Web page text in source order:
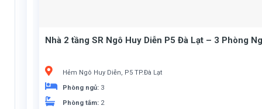
Nhà 2 tầng SR Ngô Huy Diễn P5 Đà Lạt – 3 Phòng
Hẻm Ngô Huy Diễn, P5 TP.Đà Lạt
Phòng ngủ: 3
Phòng tắm: 2